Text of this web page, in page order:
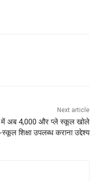
Next article
में अब 4,000 और प्ले स्कूल खोले
शिक्षा उपलब्ध कराना उद्देश्य